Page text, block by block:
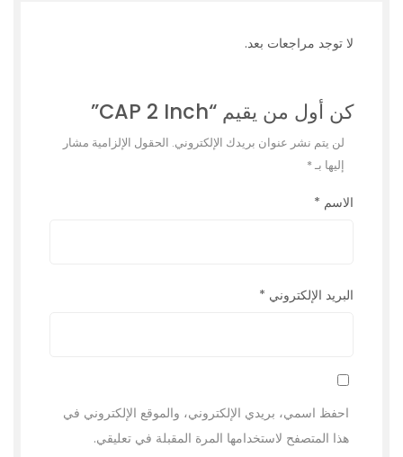
لا توجد مراجعات بعد.
كن أول من يقيم “CAP 2 Inch”
لن يتم نشر عنوان بريدك الإلكتروني. الحقول الإلزامية مشار
إليها بـ*
الاسم *
البريد الإلكتروني *
احفظ اسمي، بريدي الإلكتروني، والموقع الإلكتروني في
هذا المتصفح لاستخدامها المرة المقبلة في تعليقي.